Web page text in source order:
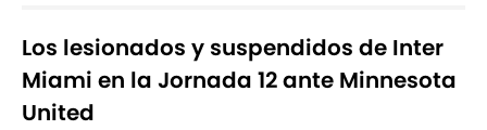
Los lesionados y suspendidos de Inter
Miami en la Jornada 12 ante Minnesota
United